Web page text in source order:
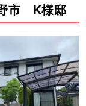
市 K様邸